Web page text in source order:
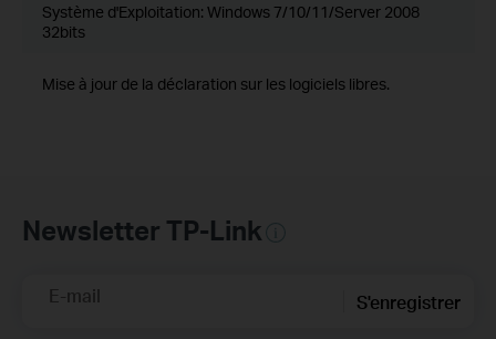
Système d'Exploitation: Windows 7/10/11/Server 2008
32bits
Mise à jour de la déclaration sur les logiciels libres.
Newsletter TP-Link
E-mail S'enregistrer